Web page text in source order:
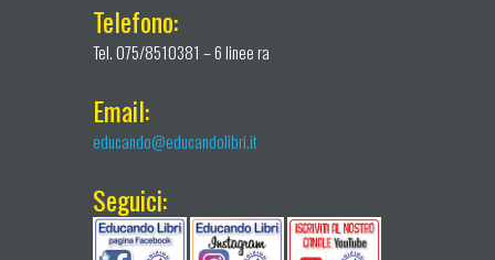
Telefono:
Tel. 075/8510381 – 6 linee ra
Email:
educando@educandolibri.it
Seguici: